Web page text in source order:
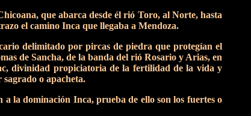
que abarca desde él rió Toro, al Norte, hasta
el camino Inca que llegaba a Mendoza.
delimitado por pircas de piedra que protegían el
de Sancha, de la banda del rió Rosario y Arias, en
divinidad propiciatoria de la fertilidad de la vida y
sagrado o apacheta.
la dominación Inca, prueba de ello son los fuertes o